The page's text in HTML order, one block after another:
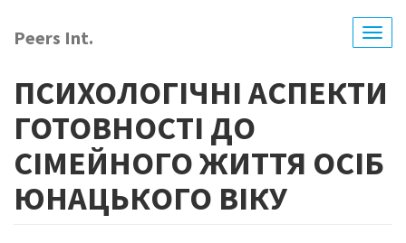
main
Peers Int.
ПСИХОЛОГІЧНІ АСПЕКТИ
ГОТОВНОСТІ ДО
СІМЕЙНОГО ЖИТТЯ ОСІБ
ЮНАЦЬКОГО ВІКУ